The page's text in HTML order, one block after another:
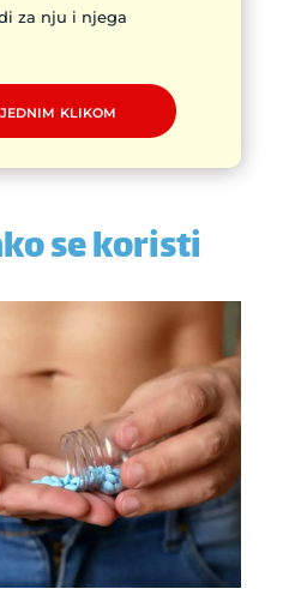
za nju i njega
klikom
se koristi